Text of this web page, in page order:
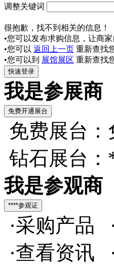
调整关键词
很抱歉，找不到相关的信息！
•您可以发布求购信息，让商
•您可以 返回上一页 重新查找
•您可以到 展馆展区 重新查找
我是参展商
免费展台
钻石展台
我是参观商
·采购产品
·查看资讯